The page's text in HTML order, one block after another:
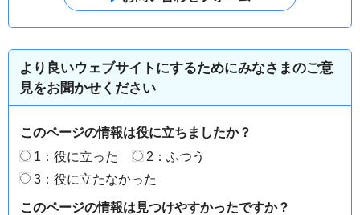
より良いウェブサイトにするためにみなさまのご意
見をお聞かせください
このページの情報は役に立ちましたか？
1：役に立った
2：ふつう
3：役に立たなかった
このページの情報は見つけやすかったですか？